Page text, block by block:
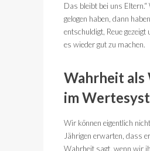
Das bleibt bei uns
gelogen haben, dann
entschuldigt, Reue gezeigt
es wieder gut zu machen.
Wahrheit als
im
Wir können eigentlich
Jährigen erwarten, dass
Wahrheit sagt, wenn wir